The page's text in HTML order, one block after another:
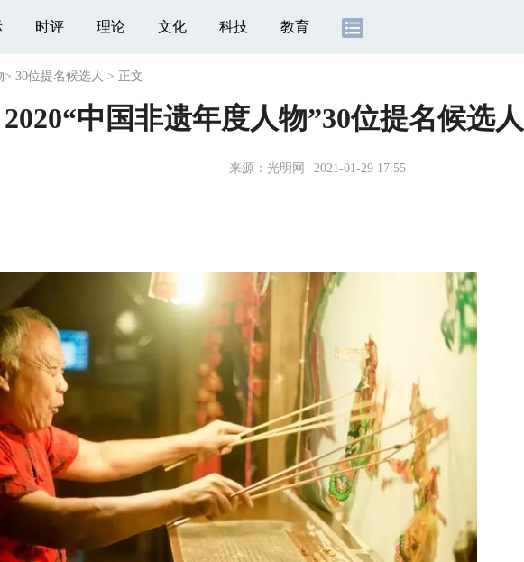
时评 理论 文化 科技 教育
> 30位提名候选人 > 正文
2020“中国非遗年度人物”30位提名候选
来源： 光明网 2021-01-29 17:55